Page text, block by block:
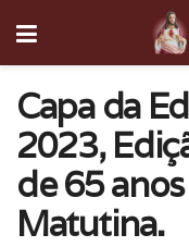
Capa da
2023,
de 65
Matutina.